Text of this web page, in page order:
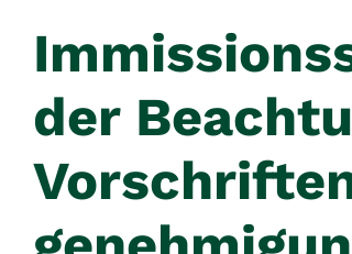
der